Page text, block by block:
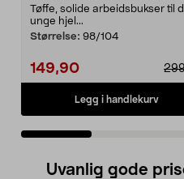
Tøffe, solide arbeidsbukser til
unge hjel...
Størrelse: 98/104
149,90
Legg i handlekurv
Uvanlig gode